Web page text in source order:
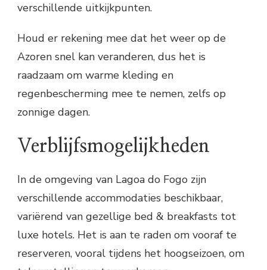
verschillende uitkijkpunten.
Houd er rekening mee dat het weer op de
Azoren snel kan veranderen, dus het is
raadzaam om warme kleding en
regenbescherming mee te nemen, zelfs op
zonnige dagen.
Verblijfsmogelijkheden
In de omgeving van Lagoa do Fogo zijn
verschillende accommodaties beschikbaar,
variërend van gezellige bed & breakfasts tot
luxe hotels. Het is aan te raden om vooraf te
reserveren, vooral tijdens het hoogseizoen, om